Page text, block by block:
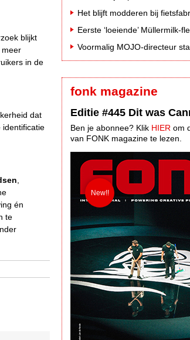
blijkt
meer
in de
dat
identificatie
én
te
fonk magazine
Editie #445 Dit was
Ben je abonnee? Klik HIER om
van FONK magazine te lezen.